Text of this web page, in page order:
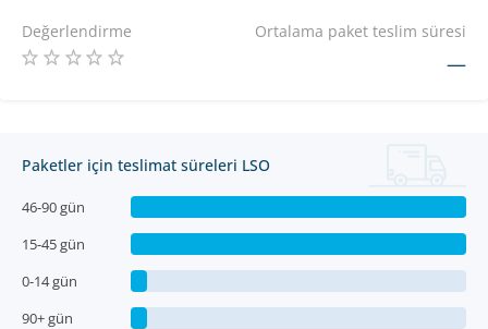
Değerlendirme Ortalama paket teslim süresi
—
Paketler için teslimat süreleri LSO
46-90 gün
15-45 gün
0-14 gün
90+ gün